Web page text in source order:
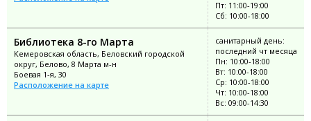
Пт: 11:00-19:00
Сб: 10:00-18:00
Библиотека 8-го Марта
Кемеровская область, Беловский городской
округ, Белово, 8 Марта м-н
Боевая 1-я, 30
Расположение на карте
санитарный день:
последний чт месяца
Пн: 10:00-18:00
Вт: 10:00-18:00
Ср: 10:00-18:00
Чт: 10:00-18:00
Вс: 09:00-14:30